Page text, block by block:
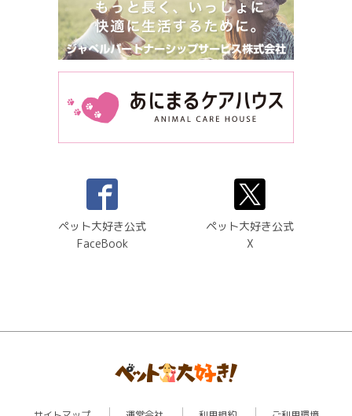
ペット大好き公式
FaceBook
ペット大好き公式
X